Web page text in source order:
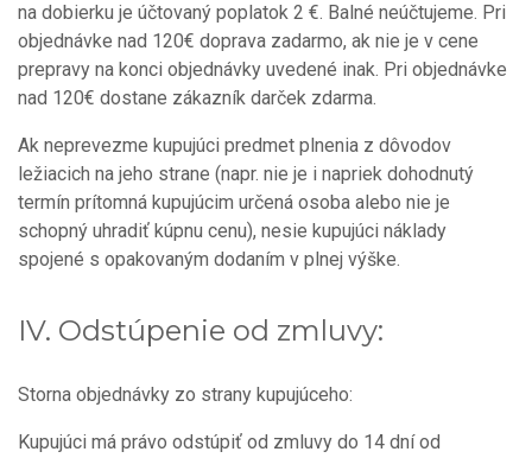
na dobierku je účtovaný poplatok 2 €. Balné neúčtujeme. Pri
objednávke nad 120€ doprava zadarmo, ak nie je v cene
prepravy na konci objednávky uvedené inak. Pri objednávke
nad 120€ dostane zákazník darček zdarma.
Ak neprevezme kupujúci predmet plnenia z dôvodov
ležiacich na jeho strane (napr. nie je i napriek dohodnutý
termín prítomná kupujúcim určená osoba alebo nie je
schopný uhradiť kúpnu cenu), nesie kupujúci náklady
spojené s opakovaným dodaním v plnej výške.
IV. Odstúpenie od zmluvy:
Storna objednávky zo strany kupujúceho:
Kupujúci má právo odstúpiť od zmluvy do 14 dní od